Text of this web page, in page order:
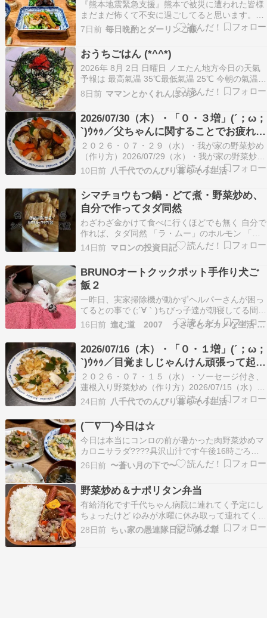
『熊本地震緊急支援』熊本で被災に遭われた皆様
まだまだ怖くて不安に過ごしてると思います。私
も胆振東部地震で3日間停電になって暗闇で過ご
したことを思い出します。電気が通ってからは被
災…ameblo.jp美味しいらーめん食べた日の晩ご
はん晩酌メニウ野菜炒め鯨の竜田揚げアボカドナ
ムル豆…
7日前 毎日晩酌とダーリンご飯
おうちごはん (*^^*)
2026年 8月 2日 日曜日 ノエたん地方今日の天氣
予報は 最高氣温 35℃最低氣温 25℃ 今朝の氣温
30℃ 昨夜少し雨が降ったのに涼しくなってな
い・・・???? 昨日はお天氣良かったので朝から
パパが絶対にやらないシーツ類のお洗濯に勤しみ
２回洗濯して窓の外は洗濯ものパラダ…
8日前 ママンとかくれんぼ☆彡
2026/07/30（木）・「０・３増」(´；ω；
`)ｳｩｩ／父ちゃんに関することでお疲れ
か？じゃんけんが出来ない(´；ω；`)ｳｩｩ
／昨夕食_(_^_)_
２０２６・０７・２９（水）・我が家の野菜炒め
（作り方）2026/07/29（水）・我が家の野菜炒め
フジテレビ・目覚ましじゃんけん（７／２７～８
／０１まで）（勝ち２０P あいこ１０P 負け５P
３回戦目２倍）１回...
10日前 八千代でのんびり暮らそう生活
シマチョウもつ鍋・どて煮・野菜炒め、
自分で作ってタダ同然
わざわざ金かけて食べに行くほどでも無く 自分で
作れば、タダ同然 「ラ・ムー」のホルモン 「ド
ンキ」のラム肉 良いわ～
14日前 マロンの投資日記
BRUNOオートクックポット手作り犬ご
飯２
一昨日、実家掃除機が動かずヘルパーさんが困っ
てるとの事で (;´∀｀)ちびっ子達が朝寝してる間に
昨日見に行って 充電バッテリーしか考えられず
（我が家も数年前交換） 注文商品が早速昨日届き
ました（早っ） おっとっとーーーっ 最近家電レ
スキュー多いわんね！ （少し前は電気照明関係）
…
16日前 進む道 2007 うさぎとオカメな生活 永遠へ
2026/07/16（木）・「０・１増」(´；ω；
`)ｳｩｩ／目覚ましじゃんけん頑張って起き
ていられたのでうまくいった(#^^#)／昨
夕食、味はいまいちなので残す。
_(_^_)_
２０２６・０７・１５（水）・ソーセージ付き、
蓮根入り野菜炒め（作り方）2026/07/15（水）・
ソーセージ付き、蓮根入り野菜炒めフジテレビ・
目覚ましじゃんけん（７／１３～７／１８まで）
（勝ち２０P あいこ１...
24日前 八千代でのんびり暮らそう生活
(￣∇￣)今日は☆
今日は本当にコンロの前が暑かった肉野菜炒めマ
カロニサラダ????具沢山汁です午後16時ごろの
気温????エアコンを軽くかけても30℃…湿度が
低いから窓から風があって良かったんだけどしっ
かり食べて寝よう熱帯夜になりそうですね可視化
すると分かりやすい
26日前 〜蒼い月の下で〜
野菜炒め＆ナポリタン弁当
有給消化です千代ちゃん病院に連れてく予定にし
ちょったけど ゆみが水曜に休み取って連れてくっ
てんでお願いすることにした今日は洗濯デーです
な寝具を夏仕様にみな変えるそういや昨日の朝か
28日前 ちぃ家の愚連隊日記 第２章